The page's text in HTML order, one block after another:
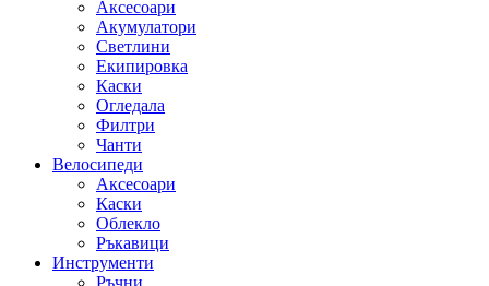
Аксесоари
Акумулатори
Светлини
Екипировка
Каски
Огледала
Филтри
Чанти
Велосипеди
Аксесоари
Каски
Облекло
Ръкавици
Инструменти